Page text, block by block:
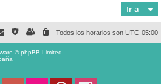
Ir a
Todos los horarios son UTC-05:00
© phpBB Limited